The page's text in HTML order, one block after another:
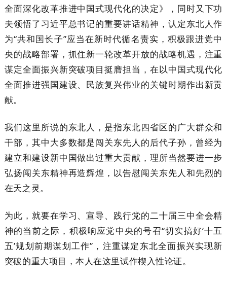
全面深化改革推进中国式现代化的决定》，同时又下功
夫领悟了习近平总书记的重要讲话精神，认定东北人作
为“共和国长子”应当在新时代循名责实，积极跟进党中
央的战略部署，抓住新一轮改革开放的战略机遇，注重
谋定全面振兴新突破项目挺膺担当，在以中国式现代化
全面推进强国建设、民族复兴伟业的关键时期作出新贡
献。
我们这里所说的东北人，是指东北四省区的广大群众和
干部，其中大多数都是闯关东先人的后代子孙，曾经为
建立和建设新中国做出过重大贡献，理所当然要进一步
弘扬闯关东精神再造辉煌，以告慰闯关东先人和先烈的
在天之灵。
为此，就要在学习、宣导、践行党的二十届三中全会精
神的当前之际，积极响应党中央的号召“切实搞好‘十五
五’规划前期谋划工作”，注重谋定东北全面振兴实现新
突破的重大项目，本人在这里试作楔入性论证。